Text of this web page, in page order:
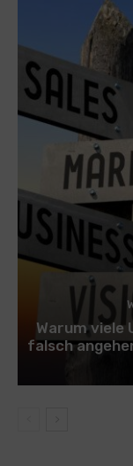
Warum viele
falsch